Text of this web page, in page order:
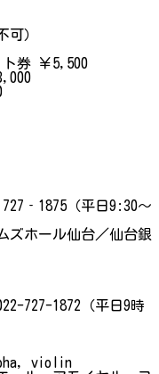
可）
ト券 ￥5,500
（平日9:30～
ズホール仙台／仙台銀
727-1872（平日9時
violin